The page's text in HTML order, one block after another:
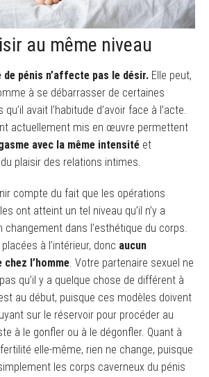
au même niveau
pénis n’affecte pas le désir. Elle peut,
à se débarrasser de certaines
avait l’habitude d’avoir face à l’acte.
actuellement mis en œuvre permettent
avec la même intensité et
plaisir des relations intimes.
compte du fait que les opérations
ont atteint un tel niveau qu’il n’y a
changement dans l’esthétique du corps.
à l’intérieur, donc aucun
l’homme. Votre partenaire sexuel ne
qu’il y a quelque chose de différent à
au début, puisque ces modèles doivent
sur le réservoir pour procéder au
à le gonfler ou à le dégonfler. Quant à
elle-même, rien ne change, puisque
les corps caverneux du pénis